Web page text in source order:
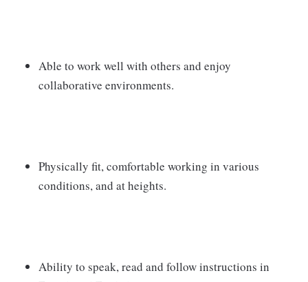
Able to work well with others and enjoy
collaborative environments.
Physically fit, comfortable working in various
conditions, and at heights.
Ability to speak, read and follow instructions in